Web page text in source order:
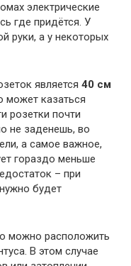
электрические
где придётся. У
руки, а у некоторых
является 40 см
может казаться
розетки почти
не заденешь, во
а самое важное,
гораздо меньше
– при
будет
можно расположить
В этом случае